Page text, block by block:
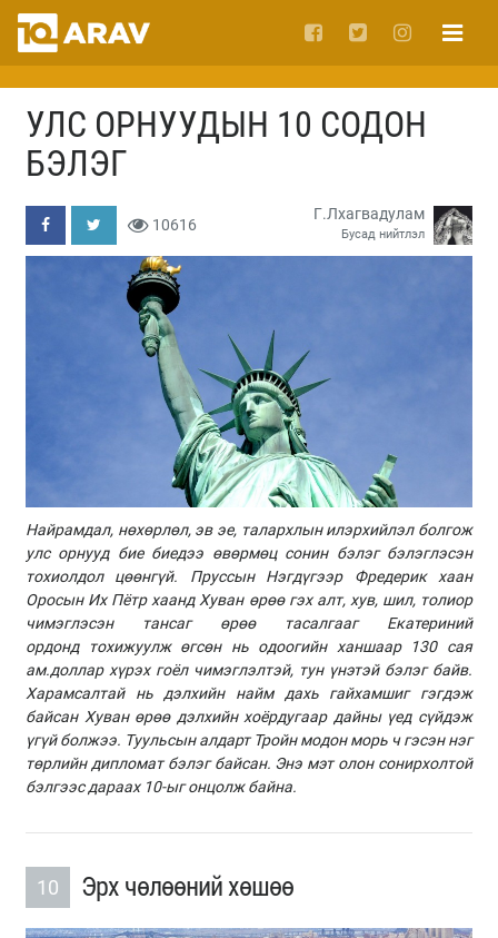
УЛС ОРНУУДЫН 10 СОДОН
БЭЛЭГ
10616
Г.Лхагвадулам
Бусад нийтлэл
Найрамдал, нөхөрлөл, эв эе, талархлын илэрхийлэл болгож
улс орнууд бие биедээ өвөрмөц сонин бэлэг бэлэглэсэн
тохиолдол цөөнгүй. Пруссын Нэгдүгээр Фредерик хаан
Оросын Их Пётр хаанд Хуван өрөө гэх алт, хув, шил, толиор
чимэглэсэн тансаг өрөө тасалгааг Екатериний
ордонд тохижуулж өгсөн нь одоогийн ханшаар 130 сая
ам.доллар хүрэх гоёл чимэглэлтэй, тун үнэтэй бэлэг байв.
Харамсалтай нь дэлхийн найм дахь гайхамшиг гэгдэж
байсан Хуван өрөө дэлхийн хоёрдугаар дайны үед сүйдэж
үгүй болжээ. Туульсын алдарт Тройн модон морь ч гэсэн нэг
төрлийн дипломат бэлэг байсан. Энэ мэт олон сонирхолтой
бэлгээс дараах 10-ыг онцолж байна.
10 Эрх чөлөөний хөшөө